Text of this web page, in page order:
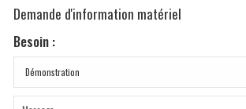
Demande d'information matériel
Besoin